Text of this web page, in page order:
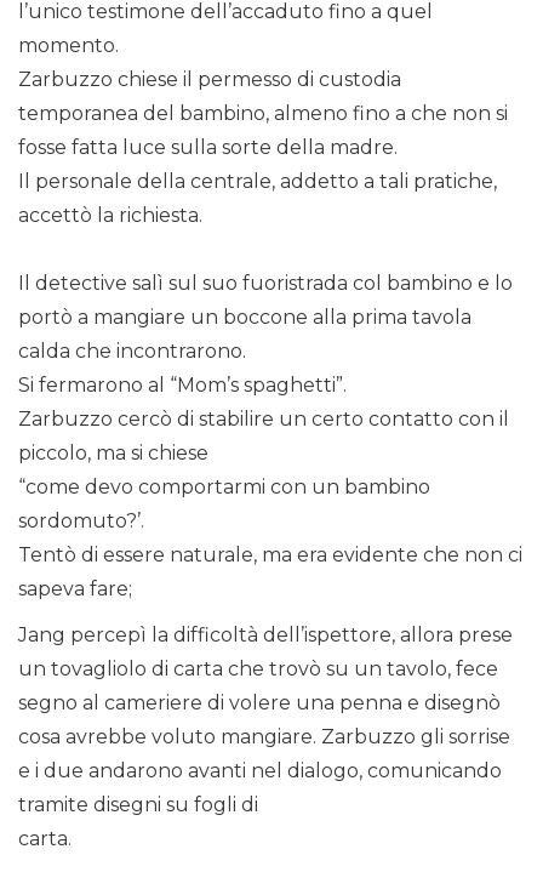
l’unico testimone dell’accaduto fino a quel
momento.
Zarbuzzo chiese il permesso di custodia
temporanea del bambino, almeno fino a che non si
fosse fatta luce sulla sorte della madre.
Il personale della centrale, addetto a tali pratiche,
accettò la richiesta.
Il detective salì sul suo fuoristrada col bambino e lo
portò a mangiare un boccone alla prima tavola
calda che incontrarono.
Si fermarono al “Mom’s spaghetti”.
Zarbuzzo cercò di stabilire un certo contatto con il
piccolo, ma si chiese
“come devo comportarmi con un bambino
sordomuto?’.
Tentò di essere naturale, ma era evidente che non ci
sapeva fare;
Jang percepì la difficoltà dell’ispettore, allora prese
un tovagliolo di carta che trovò su un tavolo, fece
segno al cameriere di volere una penna e disegnò
cosa avrebbe voluto mangiare. Zarbuzzo gli sorrise
e i due andarono avanti nel dialogo, comunicando
tramite disegni su fogli di
carta.